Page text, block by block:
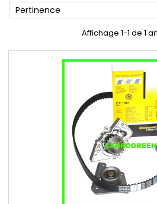
Pertinence
Affichage 1-1 de 1